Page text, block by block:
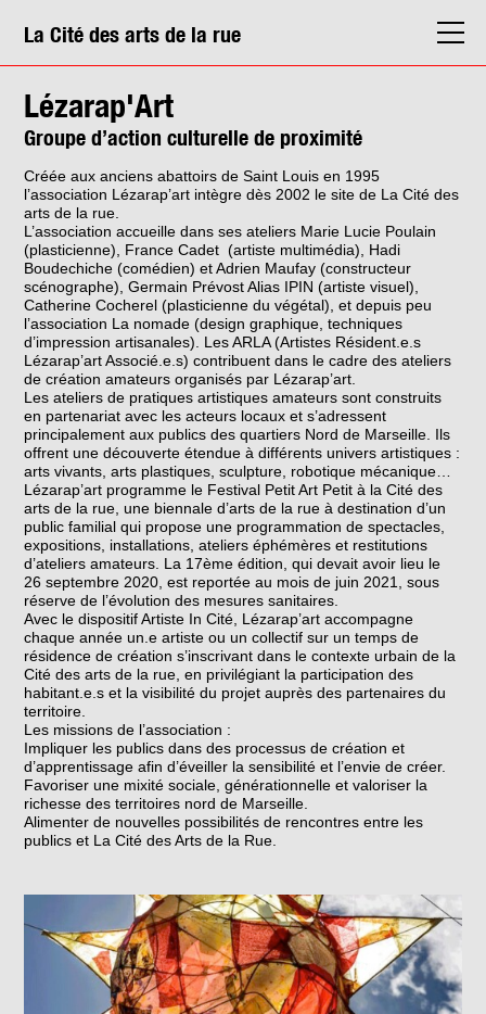
La Cité
Agenda
Actions & médiation
Structures
Info. pratiques
La Cité des arts de la rue
Lézarap'Art
Groupe d’action culturelle de proximité
Créée aux anciens abattoirs de Saint Louis en 1995
l’association Lézarap’art intègre dès 2002 le site de La Cité des
arts de la rue.
L’association accueille dans ses ateliers Marie Lucie Poulain
(plasticienne), France Cadet (artiste multimédia), Hadi
Boudechiche (comédien) et Adrien Maufay (constructeur
scénographe), Germain Prévost Alias IPIN (artiste visuel),
Catherine Cocherel (plasticienne du végétal), et depuis peu
l’association La nomade (design graphique, techniques
d’impression artisanales). Les ARLA (Artistes Résident.e.s
Lézarap’art Associé.e.s) contribuent dans le cadre des ateliers
de création amateurs organisés par Lézarap’art.
Les ateliers de pratiques artistiques amateurs sont construits
en partenariat avec les acteurs locaux et s’adressent
principalement aux publics des quartiers Nord de Marseille. Ils
offrent une découverte étendue à différents univers artistiques :
arts vivants, arts plastiques, sculpture, robotique mécanique…
Lézarap’art programme le Festival Petit Art Petit à la Cité des
arts de la rue, une biennale d’arts de la rue à destination d’un
public familial qui propose une programmation de spectacles,
expositions, installations, ateliers éphémères et restitutions
d’ateliers amateurs. La 17ème édition, qui devait avoir lieu le
26 septembre 2020, est reportée au mois de juin 2021, sous
réserve de l’évolution des mesures sanitaires.
Avec le dispositif Artiste In Cité, Lézarap’art accompagne
chaque année un.e artiste ou un collectif sur un temps de
résidence de création s’inscrivant dans le contexte urbain de la
Cité des arts de la rue, en privilégiant la participation des
habitant.e.s et la visibilité du projet auprès des partenaires du
territoire.
Les missions de l’association :
Impliquer les publics dans des processus de création et
d’apprentissage afin d’éveiller la sensibilité et l’envie de créer.
Favoriser une mixité sociale, générationnelle et valoriser la
richesse des territoires nord de Marseille.
Alimenter de nouvelles possibilités de rencontres entre les
publics et La Cité des Arts de la Rue.